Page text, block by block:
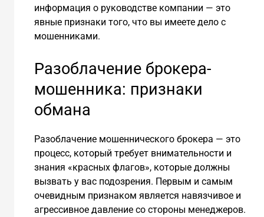
информация о руководстве компании — это
явные признаки того, что вы имеете дело с
мошенниками.
Разоблачение брокера-
мошенника: признаки
обмана
Разоблачение мошеннического брокера — это
процесс, который требует внимательности и
знания «красных флагов», которые должны
вызвать у вас подозрения. Первым и самым
очевидным признаком является навязчивое и
агрессивное давление со стороны менеджеров.